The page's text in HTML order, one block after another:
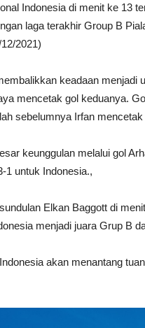
Indonesia di menit ke 13
laga terakhir Group B
2021)
keadaan menjadi
mencetak gol keduanya.
sebelumnya Irfan
keunggulan melalui gol
1 untuk Indonesia.,
Elkan Baggott di
menjadi juara Grup B
akan menantang